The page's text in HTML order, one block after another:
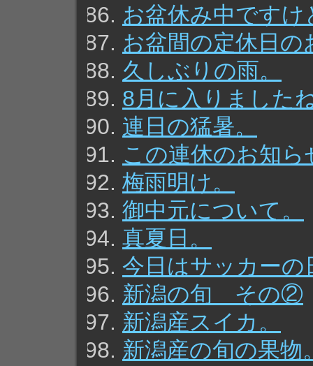
お盆休み中ですけ
お盆間の定休日
久しぶりの雨。
8月に入りました
連日の猛暑。
この連休のお知ら
梅雨明け。
御中元について。
真夏日。
今日はサッカーの
新潟の旬 その②
新潟産スイカ。
新潟産の旬の果物